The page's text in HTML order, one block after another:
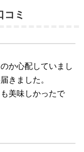
コミ
か心配していまし
きました。
美味しかったで